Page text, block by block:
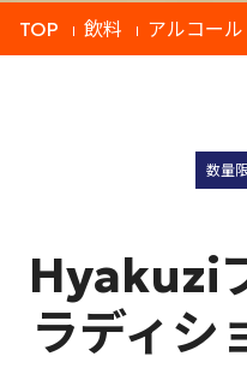
TOP 飲料 アルコール
数量
Hyakuzi
ラディシ